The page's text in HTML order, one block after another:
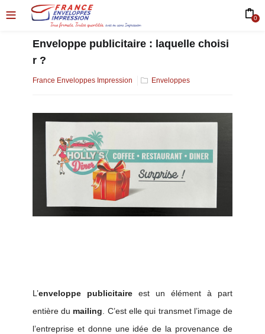
0
Enveloppe publicitaire : laquelle choisi
r ?
France Enveloppes Impression Enveloppes
L’enveloppe publicitaireest un élément à part
entière du mailing . C’est elle qui transmet l’image de
l’entreprise et donne une idée de la provenance de